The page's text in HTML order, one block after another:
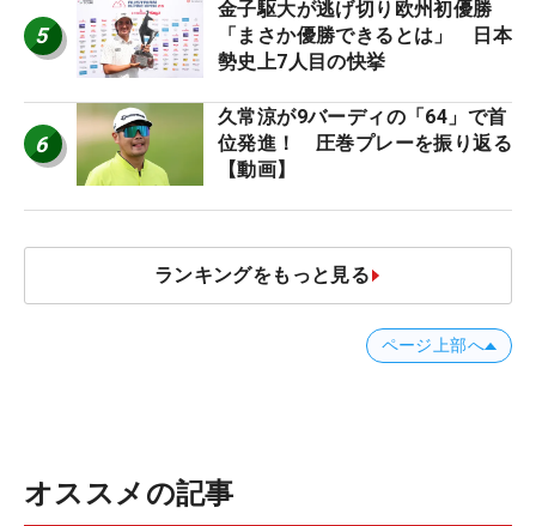
5
金子駆大が逃げ切り欧州初優勝
「まさか優勝できるとは」 日本
勢史上7人目の快挙
6
久常涼が9バーディの「64」で首
位発進！ 圧巻プレーを振り返る
【動画】
ランキングをもっと見る
ページ上部へ
オススメの記事